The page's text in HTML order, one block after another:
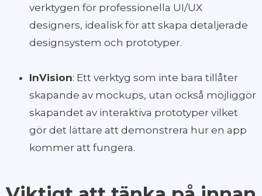
verktygen för professionella UI/UX
designers, idealisk för att skapa detaljerade
designsystem och prototyper.
InVision: Ett verktyg som inte bara tillåter
skapande av mockups, utan också möjliggör
skapandet av interaktiva prototyper vilket
gör det lättare att demonstrera hur en app
kommer att fungera.